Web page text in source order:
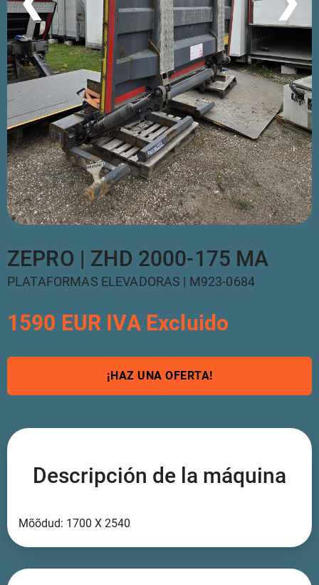
ZEPRO | ZHD 2000-175 MA
PLATAFORMAS ELEVADORAS | M923-0684
1590 EUR IVA Excluido
¡HAZ UNA OFERTA!
Descripción de la máquina
Mõõdud: 1700 X 2540